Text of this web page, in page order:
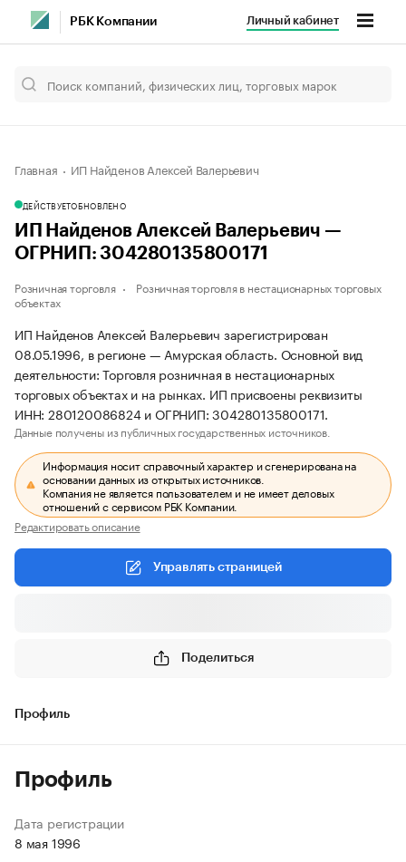
РБК Компании Личный кабинет
Главная ИП Найденов Алексей Валерьевич
ДЕЙСТВУЕТОБНОВЛЕНО
ИП Найденов Алексей Валерьевич —
ОГРНИП: 304280135800171
Розничная торговля
Розничная торговля в нестационарных торговых
объектах
ИП Найденов Алексей Валерьевич зарегистрирован
08.05.1996, в регионе — Амурская область. Основной вид
деятельности: Торговля розничная в нестационарных
торговых объектах и на рынках. ИП присвоены реквизиты
ИНН: 280120086824 и ОГРНИП: 304280135800171.
Данные получены из публичных государственных источников.
Информация носит справочный характер и сгенерирована на
основании данных из открытых источников.
Компания не является пользователем и не имеет деловых
отношений с сервисом РБК Компании.
Редактировать описание
Управлять страницей
Поделиться
Профиль
Профиль
Дата регистрации
8 мая 1996